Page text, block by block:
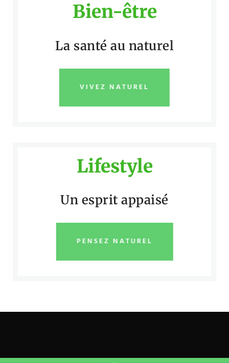
Bien-être
La santé au naturel
VIVEZ NATUREL
Lifestyle
Un esprit appaisé
PENSEZ NATUREL